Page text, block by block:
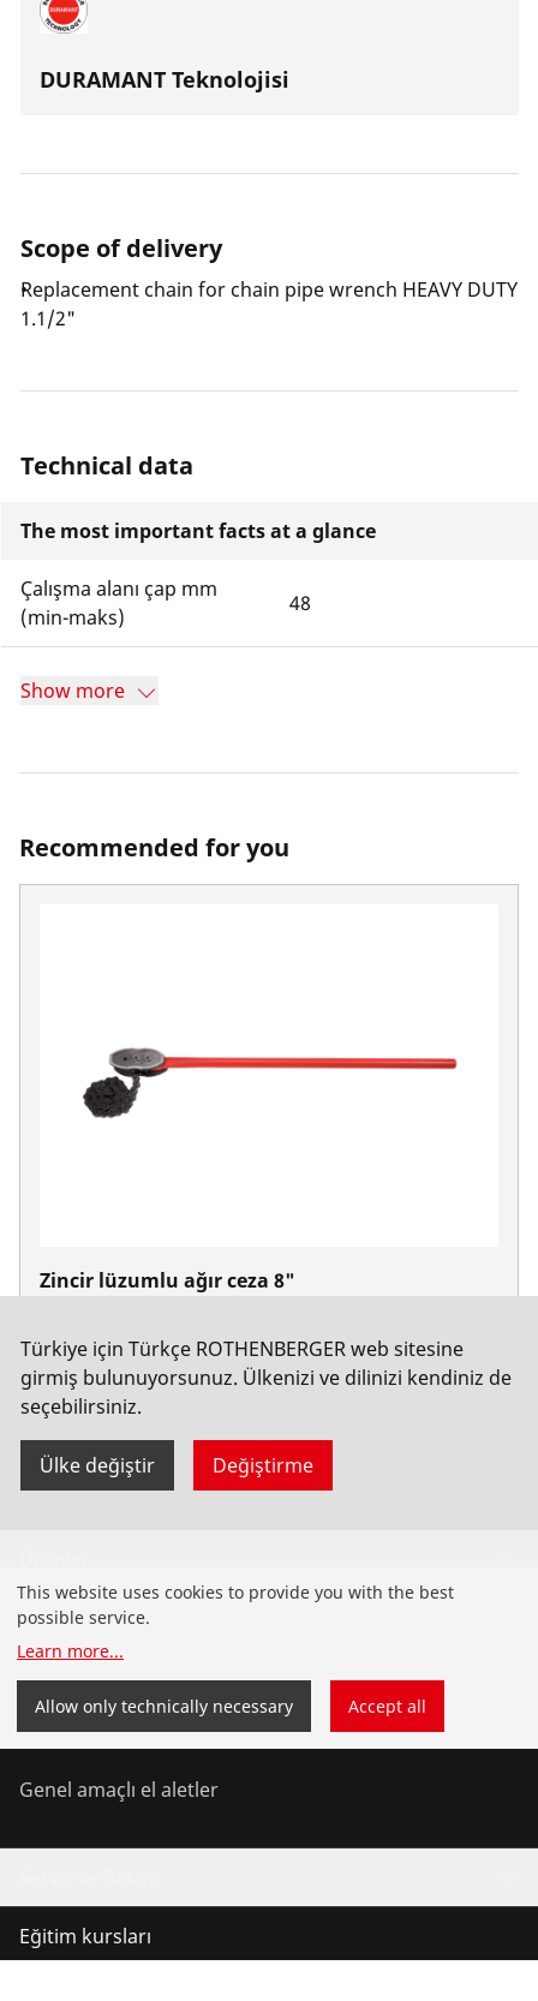
DURAMANT Teknolojisi
Scope of delivery
Replacement chain for chain pipe wrench HEAVY DUTY
1.1/2"
Technical data
The most important facts at a glance
Çalışma alanı çap mm
(min-maks)
48
Show more
Recommended for you
Zincir lüzumlu ağır ceza 8"
Türkiye için Türkçe ROTHENBERGER web sitesine
girmiş bulunuyorsunuz. Ülkenizi ve dilinizi kendiniz de
seçebilirsiniz.
Ülke değiştir Değiştirme
Montaj Aletleri
Servis ve Bakım
İklimlendirme ve Soğutma Teknolojileri
Genel amaçlı el aletler
Eğitim kursları
This website uses cookies to provide you with the best
possible service.
Learn more...
Allow only technically necessary Accept all